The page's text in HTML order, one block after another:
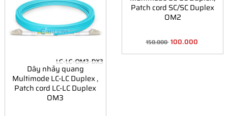
Dây nhảy quang
Multimode LC-LC Duplex ,
Patch cord LC-LC Duplex
OM3
Patch cord SC/SC Duplex
OM2
150.000 100.000